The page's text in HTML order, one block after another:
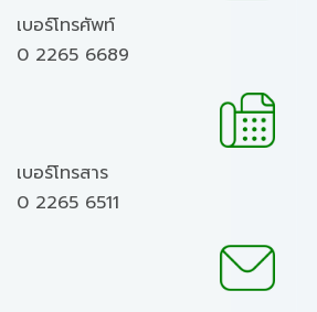
เบอร์โทรศัพท์
0 2265 6689
เบอร์โทรสาร
0 2265 6511